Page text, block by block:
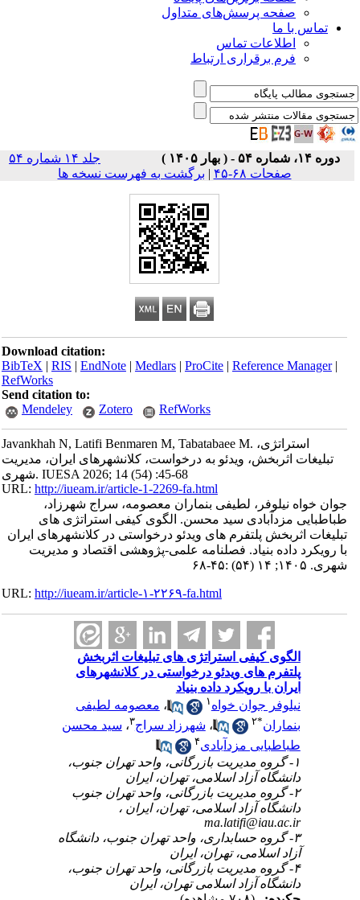
صفحه پرسش‌های متداول
تماس با ما
اطلاعات تماس
فرم برقراری ارتباط
دوره ۱۴، شماره ۵۴ - ( بهار ۱۴۰۵ )
جلد ۱۴ شماره ۵۴
صفحات ۶۸-۴۵
|برگشت به فهرست نسخه ها
Download citation:
BibTeX|RIS|EndNote|Medlars|ProCite|Reference Manager
RefWorks
Send citation to:
Mendeley
Zotero RefWorks
Javankhah N, Latifi Benmaren M, Tabatabaee M. استراتژی،
تبلیغات اثربخش، ویدئو به درخواست، کلانشهرهای ایران، مدیریت
شهری. IUESA 2026; 14 (54) :45-68
URL:http://iueam.ir/article-1-2269-fa.html
جوان خواه نیلوفر، لطیفی بنماران معصومه، سراج شهرزاد،
طباطبایی مزدآبادی سید محسن. الگوی کیفی استراتژی های
تبلیغات اثربخش پلتفرم های ویدئو درخواستی در کلانشهرهای ایران
با رویکرد داده بنیاد. فصلنامه علمی-پژوهشی اقتصاد و مدیریت
شهری. ۱۴۰۵; ۱۴ (۵۴) :۴۵-۶۸
URL:http://iueam.ir/article-۱-۲۲۶۹-fa.html
الگوی کیفی استراتژی های تبلیغات اثربخش
پلتفرم های ویدئو درخواستی در کلانشهرهای
ایران با رویکرد داده بنیاد
نیلوفر جوان خواه۱ ،معصومه لطیفی
بنماران
* ۲ ،شهرزاد سراج ۳ ،سید محسن
طباطبایی مزدآبادی
۱- گروه مدیریت بازرگانی، واحد تهران جنوب،
دانشگاه آزاد اسلامی، تهران، ایران
۲- گروه مدیریت بازرگانی، واحد تهران جنوب
دانشگاه آزاد اسلامی، تهران، ایران ،
ma.latifi@iau.ac.ir
۳- گروه حسابداری، واحد تهران جنوب، دانشگاه
آزاد اسلامی، تهران، ایران
۴- گروه مدیریت بازرگانی، واحد تهران جنوب،
دانشگاه آزاد اسلامی تهران، ایران